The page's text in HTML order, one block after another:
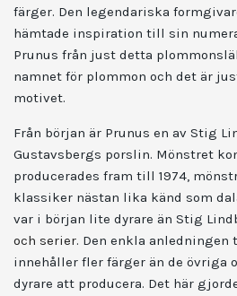
färger. Den legendariska
hämtade inspiration till sin
Prunus från just detta
namnet för plommon och det är
motivet.
Från början är Prunus en av Stig
Gustavsbergs porslin. Mönstret
producerades fram till 1974,
klassiker nästan lika känd som
var i början lite dyrare än Stig
och serier. Den enkla
innehåller fler färger än de övriga
dyrare att producera. Det här